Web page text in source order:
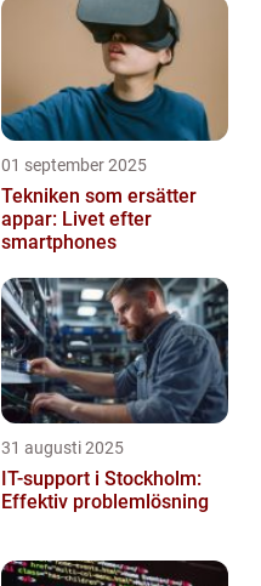
01 september 2025
Tekniken som ersätter
appar: Livet efter
smartphones
31 augusti 2025
IT-support i Stockholm:
Effektiv problemlösning